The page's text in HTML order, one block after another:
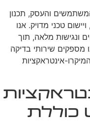
והעסק, תכנון
טכני מדויק. אנו
ונגישות מלאה, תוך
מספקים שירותי בדיקה
אינטראקציות